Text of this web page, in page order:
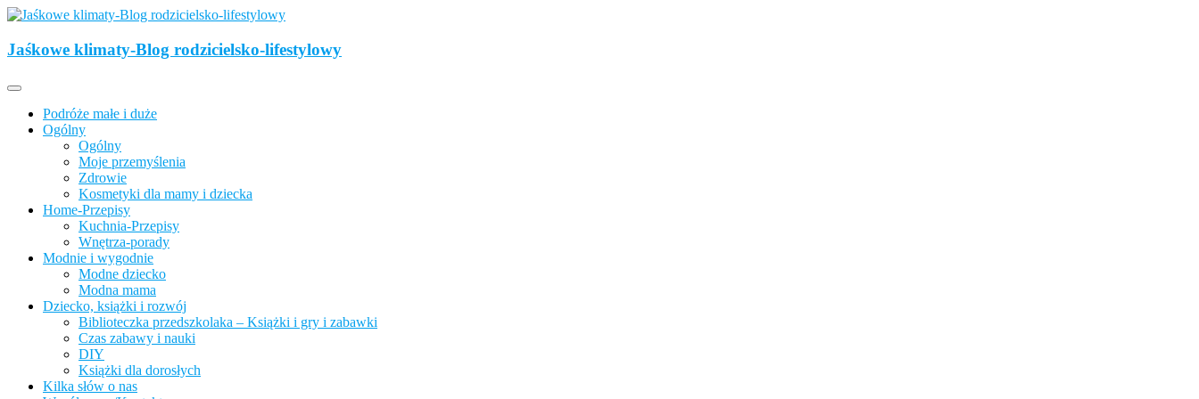
Skip
content
Jaśkowe klimaty-Blog rodzicielsko-lifestylowy
Jaśkowe klimaty-Blog rodzicielsko-lifestylowy
Podróże małe i duże
Ogólny
Ogólny
Moje przemyślenia
Zdrowie
Kosmetyki dla mamy i dziecka
Home-Przepisy
Kuchnia-Przepisy
Wnętrza-porady
Modnie i wygodnie
Modne dziecko
Modna mama
Dziecko, książki i rozwój
Biblioteczka przedszkolaka – Książki i gry i zabawki
Czas zabawy i nauki
DIY
Książki dla dorosłych
Kilka słów o nas